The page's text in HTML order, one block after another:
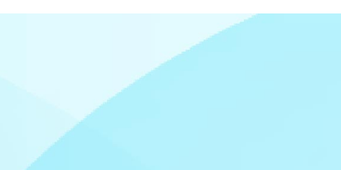
場内フリーWi-Fiご案内
ボートレース浜名湖の楽しみ方
オラレ浜松
メンバーズルーム会員
選手応援横断幕について
冠レース協賛キャンペーン
インフォメーション